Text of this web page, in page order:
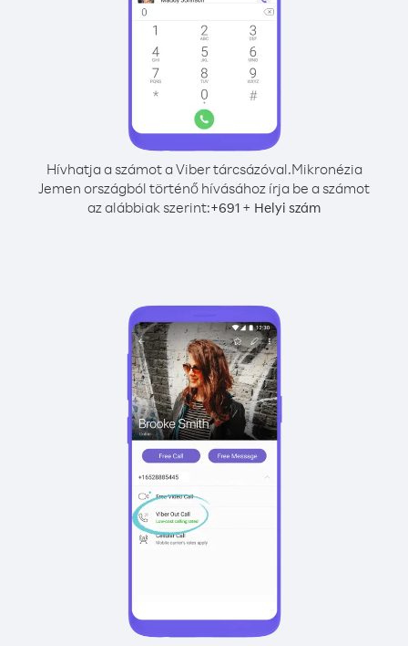
Hívhatja a számot a Viber tárcsázóval.Mikronézia
Jemen országból történő hívásához írja be a számot
az alábbiak szerint:+691 + Helyi szám